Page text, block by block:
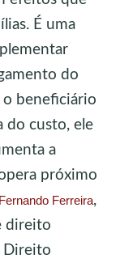
É uma
do
o beneficiário
do custo, ele
a
próximo
Ferreira,
direito
Direito